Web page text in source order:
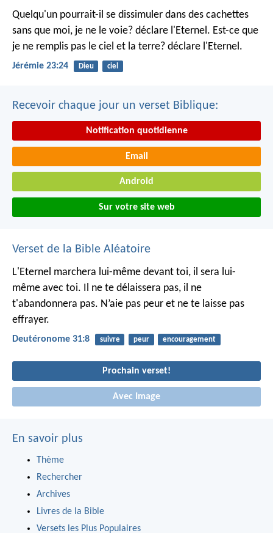
Quelqu'un pourrait-il se dissimuler dans des cachettes
sans que moi, je ne le voie? déclare l'Eternel. Est-ce que
je ne remplis pas le ciel et la terre? déclare l'Eternel.
Jérémie 23:24 Dieu ciel
Recevoir chaque jour un verset Biblique:
Notification quotidienne
Email
Android
Sur votre site web
Verset de la Bible Aléatoire
L'Eternel marchera lui-même devant toi, il sera lui-
même avec toi. Il ne te délaissera pas, il ne
t'abandonnera pas. N’aie pas peur et ne te laisse pas
effrayer.
Deutéronome 31:8 suivre peur encouragement
Prochain verset!
Avec Image
En savoir plus
Thème
Rechercher
Archives
Livres de la Bible
Versets les Plus Populaires